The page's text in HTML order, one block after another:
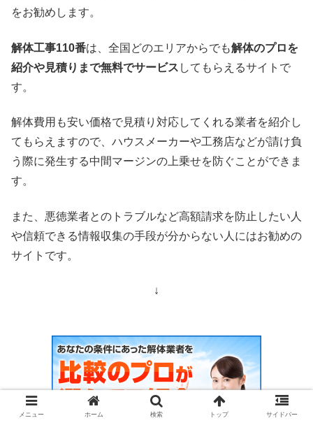
をお勧めします。
解体工事110番は、全国どのエリアからでも解体のプロを
紹介や見積りまで無料でサービス してもらえるサイトで
す。
解体費用も安い価格で見積り対応してくれる業者を紹介し
てもらえますので、ハウスメーカーや工務店などが請け負
う際に発生する中間マージンの上乗せを防ぐことができま
す。
また、悪徳業者とのトラブルなど高額請求を防止したい人
や信頼できる情報収集の手段が分からない人にはお勧めの
サイトです。
↓
メニュー ホーム 検索 トップ サイドバー